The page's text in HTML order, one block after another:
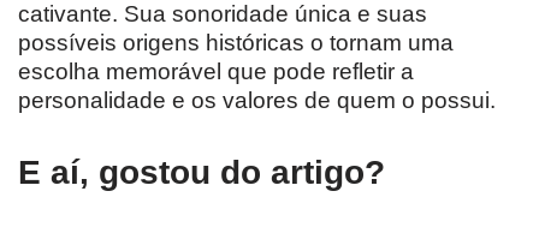
cativante. Sua sonoridade única e suas
possíveis origens históricas o tornam uma
escolha memorável que pode refletir a
personalidade e os valores de quem o possui.
E aí, gostou do artigo?